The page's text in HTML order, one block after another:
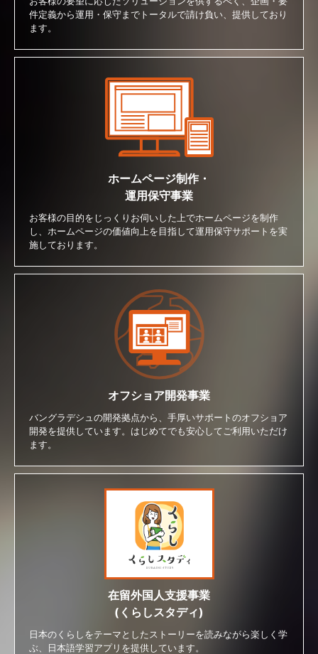
件定義から運用・保守までトータルで請け負い、提供しており
ます。
ホームページ制作・
運用保守事業
お客様の目的をじっくりお伺いした上でホームページを制作
し、ホームページの価値向上を目指して運用保守サポートを実
施しております。
オフショア開発事業
バングラデシュの開発拠点から、手厚いサポートのオフショア
開発を提供しています。はじめてでも安心してご利用いただけ
ます。
在留外国人支援事業
(くらしスタディ)
日本のくらしをテーマとしたストーリーを読みながら楽しく学
ぶ、日本語学習アプリを提供しています。